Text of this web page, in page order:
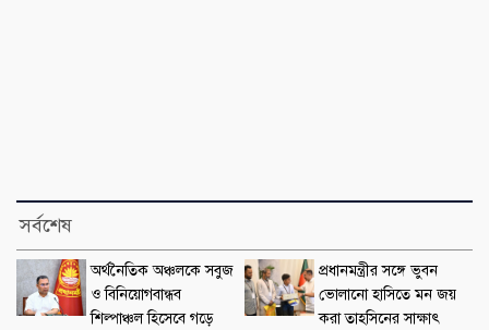
সর্বশেষ
অর্থনৈতিক অঞ্চলকে সবুজ
ও বিনিয়োগবান্ধব
শিল্পাঞ্চল হিসেবে গড়ে
প্রধানমন্ত্রীর সঙ্গে ভুবন
ভোলানো হাসিতে মন জয়
করা তাহসিনের সাক্ষাৎ